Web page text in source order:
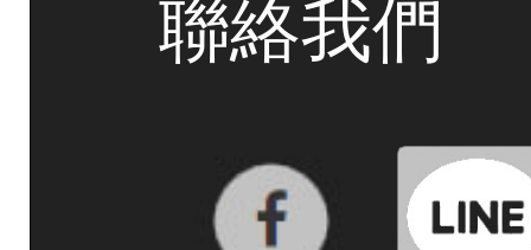
聯絡我們